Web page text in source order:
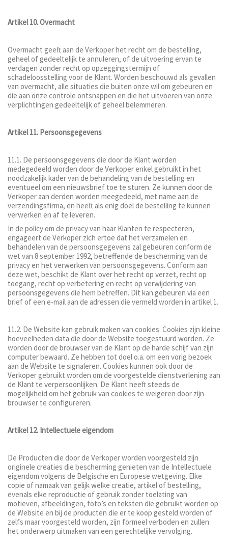
Artikel 10. Overmacht
Overmacht geeft aan de Verkoper het recht om de bestelling,
geheel of gedeeltelijk te annuleren, of de uitvoering ervan te
verdagen zonder recht op opzeggingstermijn of
schadeloosstelling voor de Klant. Worden beschouwd als gevallen
van overmacht, alle situaties die buiten onze wil om gebeuren en
die aan onze controle ontsnappen en die het uitvoeren van onze
verplichtingen gedeeltelijk of geheel belemmeren.
Artikel 11. Persoonsgegevens
11.1. De persoonsgegevens die door de Klant worden
medegedeeld worden door de Verkoper enkel gebruikt in het
noodzakelijk kader van de behandeling van de bestelling en
eventueel om een nieuwsbrief toe te sturen. Ze kunnen door de
Verkoper aan derden worden meegedeeld, met name aan de
verzendingsfirma, en heeft als enig doel de bestelling te kunnen
verwerken en af te leveren.
In de policy om de privacy van haar Klanten te respecteren,
engageert de Verkoper zich ertoe dat het verzamelen en
behandelen van de persoonsgegevens zal gebeuren conform de
wet van 8 september 1992, betreffende de bescherming van de
privacy en het verwerken van persoonsgegevens. Conform aan
deze wet, beschikt de Klant over het recht op verzet, recht op
toegang, recht op verbetering en recht op verwijdering van
persoonsgegevens die hem betreffen. Dit kan gebeuren via een
brief of een e-mail aan de adressen die vermeld worden in artikel 1.
11.2. De Website kan gebruik maken van cookies. Cookies zijn kleine
hoeveelheden data die door de Website toegestuurd worden. Ze
worden door de brouwser van de Klant op de harde schijf van zijn
computer bewaard. Ze hebben tot doel o.a. om een vorig bezoek
aan de Website te signaleren. Cookies kunnen ook door de
Verkoper gebruikt worden om de voorgestelde dienstverlening aan
de Klant te verpersoonlijken. De Klant heeft steeds de
mogelijkheid om het gebruik van cookies te weigeren door zijn
brouwser te configureren.
Artikel 12. Intellectuele eigendom
De Producten die door de Verkoper worden voorgesteld zijn
originele creaties die bescherming genieten van de Intellectuele
eigendom volgens de Belgische en Europese wetgeving. Elke
copie of namaak van gelijk welke creatie, artikel of bestelling,
evenals elke reproductie of gebruik zonder toelating van
motieven, afbeeldingen, foto’s en teksten die gebruikt worden op
de Website en bij de producten die er te koop gesteld worden of
zelfs maar voorgesteld worden, zijn formeel verboden en zullen
het onderwerp uitmaken van een gerechtelijke vervolging.